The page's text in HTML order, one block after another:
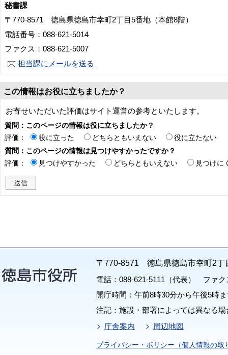
秘書課
〒770-8571 徳島県徳島市幸町2丁目5番地（本館8階）
電話番号：088-621-5014
ファクス：088-621-5007
担当課にメールを送る
この情報はお役に立ちましたか？
お寄せいただいた評価はサイト運営の参考といたします。
質問：このページの情報は役に立ちましたか？
評価：
役に立った どちらともいえない
役に立たない
質問：このページの情報は見つけやすかったですか？
評価：
見つけやすかった どちらともいえない 見つけに
〒770-8571 徳島県徳島市幸町2丁
電話：088-621-5111（代表） ファク
開庁時間：午前8時30分から午後5時
注記：施設・部署によっては異なる
庁舎案内
周辺地図
プライバシー・ポリシー（個人情報の取